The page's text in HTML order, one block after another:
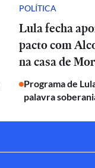
POLÍTICA
Lula fecha
pacto com
na casa de
Programa de
palavra